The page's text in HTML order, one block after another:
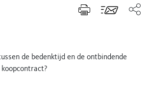
de bedenktijd en de ontbindende